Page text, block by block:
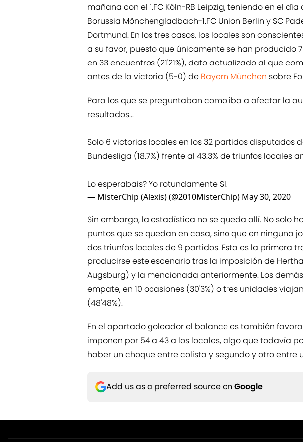
mañana con el 1.FC Köln-RB Leipzig, teniendo en el
Borussia Mönchengladbach-1.FC Union Berlin y SC
Dortmund. En los tres casos, los locales son
a su favor, puesto que únicamente se han producido
en 33 encuentros (21'21%), dato actualizado al que
antes de la victoria (5-0) de Bayern München sobre
Para los que se preguntaban como iba a afectar la
resultados...
Solo 6 victorias locales en los 32 partidos disputados
Bundesliga (18.7%) frente al 43.3% de triunfos locales
Lo esperabais? Yo rotundamente SI.
— MisterChip (Alexis) (@2010MisterChip) May 30, 2020
Sin embargo, la estadística no se queda allí. No solo
puntos que se quedan en casa, sino que en ninguna
dos triunfos locales de 9 partidos. Esta es la primera
producirse este escenario tras la imposición de Hertha
Augsburg) y la mencionada anteriormente. Los
empate, en 10 ocasiones (30'3%) o tres unidades
(48'48%).
En el apartado goleador el balance es también
imponen por 54 a 43 a los locales, algo que todavía
haber un choque entre colista y segundo y otro entre
Add us as a preferred source on Google